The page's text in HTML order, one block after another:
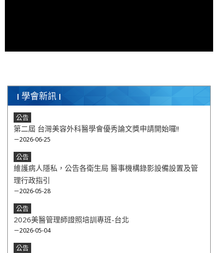
學會新訊
公告
​第二屆 台灣美容外科醫學會優秀論文獎申請開始囉!!
－2026-06-25
公告
維護病人隱私，公告各衛生局 醫事機構錄影設備設置及管
理行政指引
－2026-05-28
公告
2026美醫管理師證照培訓專班-台北
－2026-05-04
公告